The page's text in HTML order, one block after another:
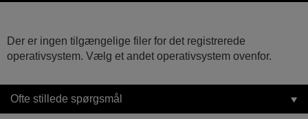
Der er ingen tilgængelige filer for det registrerede
operativsystem. Vælg et andet operativsystem ovenfor.
Ofte stillede spørgsmål